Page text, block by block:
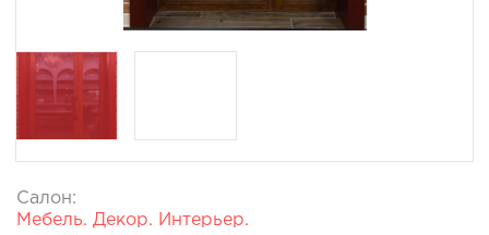
Салон:
Мебель. Декор. Интерьер.